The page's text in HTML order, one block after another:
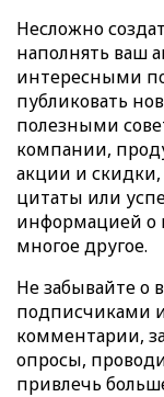
Несложно
наполнять ваш
интересными
публиковать
полезными
компании,
акции и
цитаты или
информацией о
многое другое.
Не забывайте о
подписчиками
комментарии,
опросы,
привлечь